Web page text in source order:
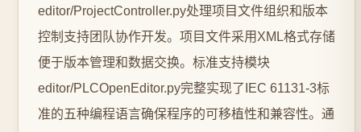
editor/ProjectController.py处理项目文件组织和版本
控制支持团队协作开发。项目文件采用XML格式存储
便于版本管理和数据交换。标准支持模块
editor/PLCOpenEditor.py完整实现了IEC 61131-3标
准的五种编程语言确保程序的可移植性和兼容性。通